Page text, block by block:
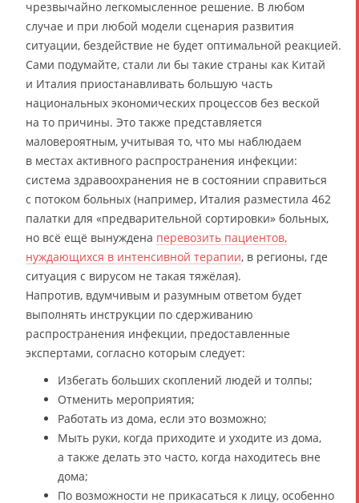
чрезвычайно легкомысленное решение. В любом
случае и при любой модели сценария развития
ситуации, бездействие не будет оптимальной реакцией.
Сами подумайте, стали ли бы такие страны как Китай
и Италия приостанавливать большую часть
национальных экономических процессов без веской
на то причины. Это также представляется
маловероятным, учитывая то, что мы наблюдаем
в местах активного распространения инфекции:
система здравоохранения не в состоянии справиться
с потоком больных (например, Италия разместила 462
палатки для «предварительной сортировки» больных,
но всё ещё вынуждена перевозить пациентов,
нуждающихся в интенсивной терапии, в регионы, где
ситуация с вирусом не такая тяжёлая).
Напротив, вдумчивым и разумным ответом будет
выполнять инструкции по сдерживанию
распространения инфекции, предоставленные
экспертами, согласно которым следует:
Избегать больших скоплений людей и толпы;
Отменить мероприятия;
Работать из дома, если это возможно;
Мыть руки, когда приходите и уходите из дома,
а также делать это часто, когда находитесь вне
дома;
По возможности не прикасаться к лицу, особенно